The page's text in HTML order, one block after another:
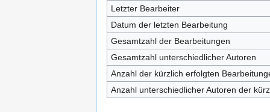
Letzter Bearbeiter
Datum der letzten Bearbeitung
Gesamtzahl der Bearbeitungen
Gesamtzahl unterschiedlicher Autoren
Anzahl der kürzlich erfolgten
Anzahl unterschiedlicher Autoren der